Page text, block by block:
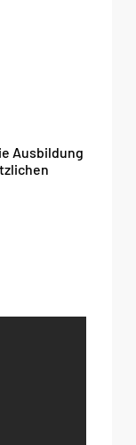
Ausbildung